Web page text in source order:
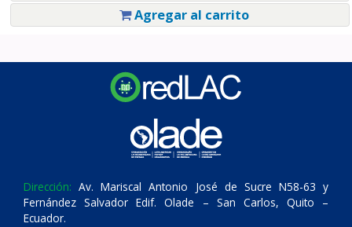
Agregar al carrito
Dirección: Av. Mariscal Antonio José de Sucre N58-63 y
Fernández Salvador Edif. Olade – San Carlos, Quito –
Ecuador.